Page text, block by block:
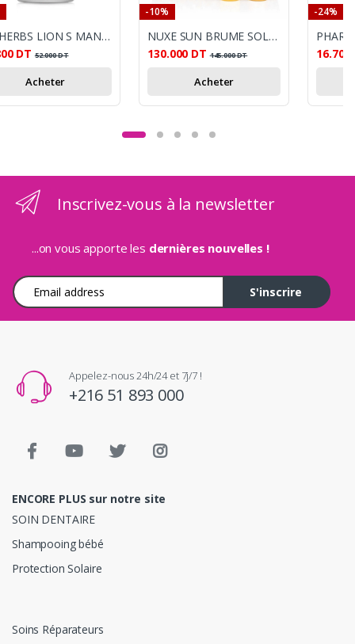
BIOHERBS LION S MANE BT 60 GEL
DT 52.000DT
Acheter
-10%
NUXE SUN BRUME SOLAIRE FRAICHE SPF30 + LAIT DE CORPS SUBLIMATEUR 200ML+SAC DE PLAGE OFFERTS
130.000 DT 145.000DT
Acheter
-24%
16.700
Inscrivez-vous à la newsletter
...on vous apporte les dernières nouvelles !
Adresse e-mail
S'inscrire
Appelez-nous 24h/24 et 7j/7 !
+216 51 893 000
ENCORE PLUS sur notre site
SOIN DENTAIRE
Shampooing bébé
Protection Solaire
Soins Réparateurs